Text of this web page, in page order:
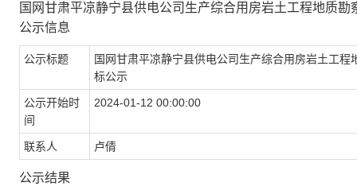
国网甘肃平凉静宁县供电公司生产综合用房岩土工程地质
公示信息
公示标题
国网甘肃平凉静宁县供电公司生产综合用房岩土工
标公示
公示开始时
间
2024-01-12 00:00:00
联系人 卢倩
公示结果